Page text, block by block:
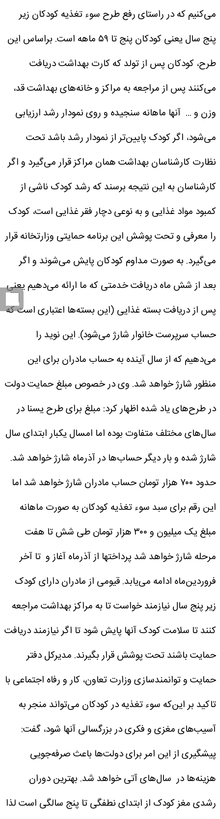
می‌کنیم که در راستای رفع طرح سوء تغذیه کودکان زیر
پنج سال یعنی کودکان پنج تا ۵۹ ماهه است.
براساس این
طرح، کودکان پس از تولد که کارت بهداشت دریافت
می‌کنند پس از مراجعه به مراکز و خانه‌های بهداشت قد،
وزن و ... آنها ماهانه سنجیده و روی نمودار رشد ارزیابی
می‌شود، اگر کودک پایین‌تر از نمودار رشد باشد تحت
نظارت کارشناسان بهداشت همان مراکز قرار می‌گیرد و اگر
کارشناسان به این نتیجه برسند که رشد کودک ناشی از
کمبود مواد غذایی و به نوعی دچار فقر غذایی است، کودک
را معرفی و تحت پوشش این برنامه حمایتی وزارتخانه قرار
می‌گیرد. به صورت مداوم کودکان پایش می‌شوند و اگر
بعد از شش ماه دریافت خدمتی که ما ارائه می‌دهیم یعنی
پس از دریافت بسته غذایی (این بسته‌ها اعتباری است که
حساب سرپرست خانوار شارژ می‌شود). این نوید را
می‌دهیم که از سال آینده به حساب مادران برای این
منظور شارژ خواهد شد. وی در خصوص مبلغ حمایت دولت
در طرح‌های یاد شده اظهار کرد: مبلغ برای طرح یسنا در
سال‌های مختلف متفاوت بوده اما امسال یکبار ابتدای سال
شارژ شده و بار دیگر حساب‌ها در آذرماه شارژ خواهد شد.
حدود ۷۰۰ هزار تومان حساب مادران شارژ خواهد شد اما
این رقم برای سبد سوء تغذیه کودکان به صورت ماهانه
مبلغ یک میلیون و ۳۰۰ هزار تومان طی شش تا هفت
مرحله شارژ خواهد شد پرداختها از آذرماه آغاز و تا آخر
فروردین‌ماه ادامه می‌یابد.قیومی از مادران دارای کودک
زیر پنج سال نیازمند خواست تا به مراکز بهداشت مراجعه
کنند تا سلامت کودک آنها پایش شود تا اگر نیازمند دریافت
حمایت باشند تحت پوشش قرار بگیرند. مدیرکل دفتر
حمایت و توانمندسازی وزارت تعاون، کار و رفاه اجتماعی با
تاکید بر این‌که سوء تغذیه در کودکان می‌تواند منجر به
آسیب‌های مغزی و فکری در بزرگسالی آنها شود، گفت:
پیشگیری از این امر برای دولت‌ها باعث صرفه‌جویی
هزینه‌ها در سال‌های آتی خواهد شد. بهترین دوران
رشدی مغز کودک از ابتدای نطفگی تا پنج سالگی است لذا